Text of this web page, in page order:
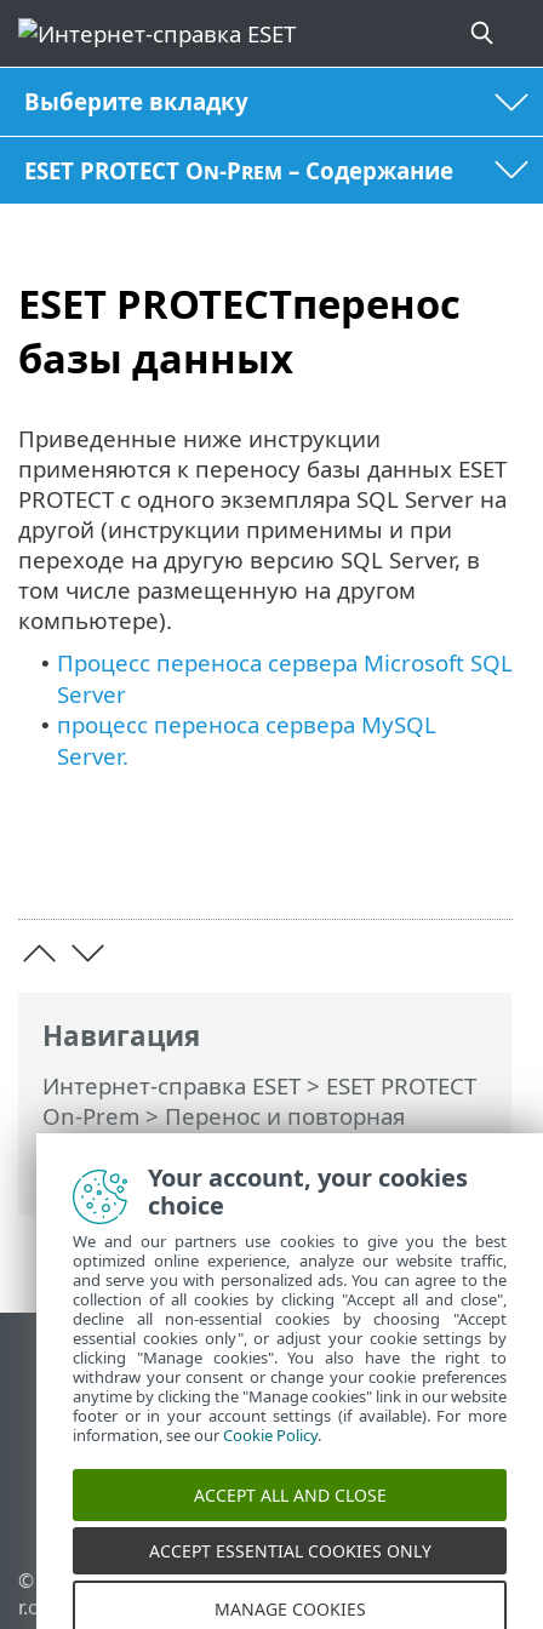
Выберите вкладку
ESET PROTECT On-Prem – Содержание
ESET PROTECTперенос
базы данных
Навигация
Интернет-справка ESET> ESET PROTECT
On-Prem>Перенос и повторная
данных
Приведенные ниже инструкции
применяются к переносу базы данных ESET
PROTECT с одного экземпляра SQL Server на
другой (инструкции применимы и при
переходе на другую версию SQL Server, в
том числе размещенную на другом
компьютере).
• Процесс переноса сервера Microsoft SQL
Server
• процесс переноса сервера MySQL
Server.
Использовать сайт для ПК
End of Life
База знаний ESET
ESET Status Portal
Региональная поддержка
© 1992 - 2026 ESET, spol. s
r.o. - Все права защищены.
Управлять файлами
Your account, your cookies
choice
We and our partners use cookies to give you the best
optimized online experience, analyze our website traffic,
and serve you with personalized ads. You can agree to the
collection of all cookies by clicking "Accept all and close",
decline all non-essential cookies by choosing "Accept
essential cookies only", or adjust your cookie settings by
clicking "Manage cookies". You also have the right to
withdraw your consent or change your cookie preferences
anytime by clicking the "Manage cookies" link in our website
footer or in your account settings (if available). For more
information, see ourCookie Policy.
ACCEPT ALL AND CLOSE
ACCEPT ESSENTIAL COOKIES ONLY
MANAGE COOKIES